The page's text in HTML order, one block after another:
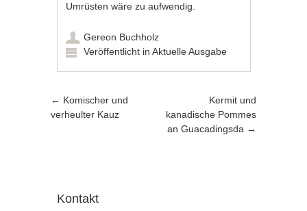
Umrüsten wäre zu aufwendig.
Gereon Buchholz
Veröffentlicht inAktuelle Ausgabe
Artikel-Navigation
← Komischer und
verheulter Kauz
Kermit und
kanadische Pommes
an Guacadingsda →
Kontakt